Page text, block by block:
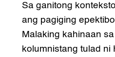
Sa ganitong
ang pagiging
Malaking kahinaan
kolumnistang tulad ni